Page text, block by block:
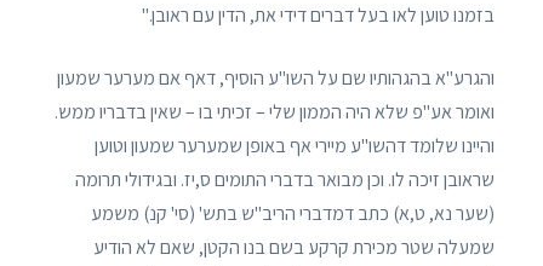
בזמנו טוען לאו בעל דברים דידי את, הדין עם ראובן."
והגרע"א בהגהותיו שם על השו"ע הוסיף, דאף אם מערער שמעון
ואומר אע"פ שלא היה הממון שלי – זכיתי בו – שאין בדבריו ממש.
והיינו שלומד דהשו"ע מיירי אף באופן שמערער שמעון וטוען
שראובן זיכה לו. וכן מבואר בדברי התומים ס,יז. ובגידולי תרומה
(שער נא, ט,א) כתב דמדברי הריב"ש בתש' (סי' קנ) משמע
שמעלה שטר מכירת קרקע בשם בנו הקטן, שאם לא הודיע